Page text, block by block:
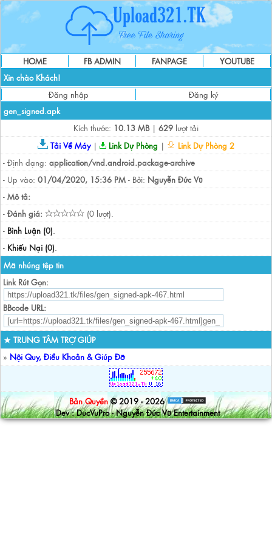
HOME FB ADMIN FANPAGE
YOUTUBE
Xin chào Khách!
Đăng nhập
Đăng ký
gen_signed.apk
Kích thước: 10.13 MB| 629 lượt tải
Tải Về Máy| Link Dự Phòng |
Link Dự Phòng 2
- Định dạng: application/vnd.android.package-archive
- Up vào: 01/04/2020, 15:36 PM - Bởi: Nguyễn Đức Vũ
- Mô tả:
- Đánh giá:
(0 lượt).
- Bình Luận (0).
- Khiếu Nại (0).
Mã nhúng tệp tin
Link Rút Gọn:
BBcode URL:
★ TRUNG TÂM TRỢ GIÚP
» Nội Quy, Điều Khoản & Giúp Đỡ
Bản Quyền © 2019 - 2026
Dev : DucVuPro - Nguyễn Đức Vũ Entertainment